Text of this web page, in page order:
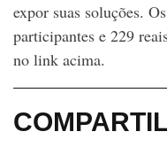
expor suas soluções.
participantes e 229
no link acima.